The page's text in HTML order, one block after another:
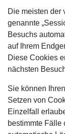
Die meisten der
genannte
Besuchs
auf Ihrem
Diese Cookies
nächsten
Sie können
Setzen von
Einzelfall
bestimmte